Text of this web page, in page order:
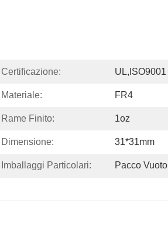
Certificazione: UL,ISO9001
Materiale: FR4
Rame Finito: 1oz
Dimensione: 31*31mm
Imballaggi Particolari: Pacco Vuoto